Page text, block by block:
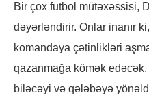
Bir çox futbol mütəxəssisi,
dəyərləndirir. Onlar inanır
komandaya çətinlikləri
qazanmağa kömək
biləcəyi və qələbəyə